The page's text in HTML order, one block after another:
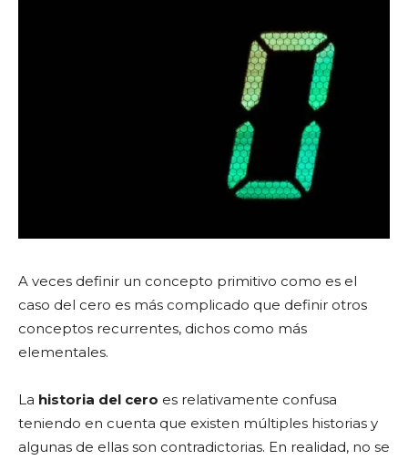
A veces definir un concepto primitivo como es el
caso del cero es más complicado que definir otros
conceptos recurrentes, dichos como más
elementales.
La historia del cero es relativamente confusa
teniendo en cuenta que existen múltiples historias y
algunas de ellas son contradictorias. En realidad, no se